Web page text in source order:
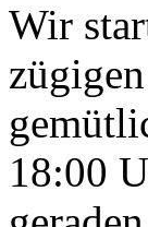
Wir
18:00